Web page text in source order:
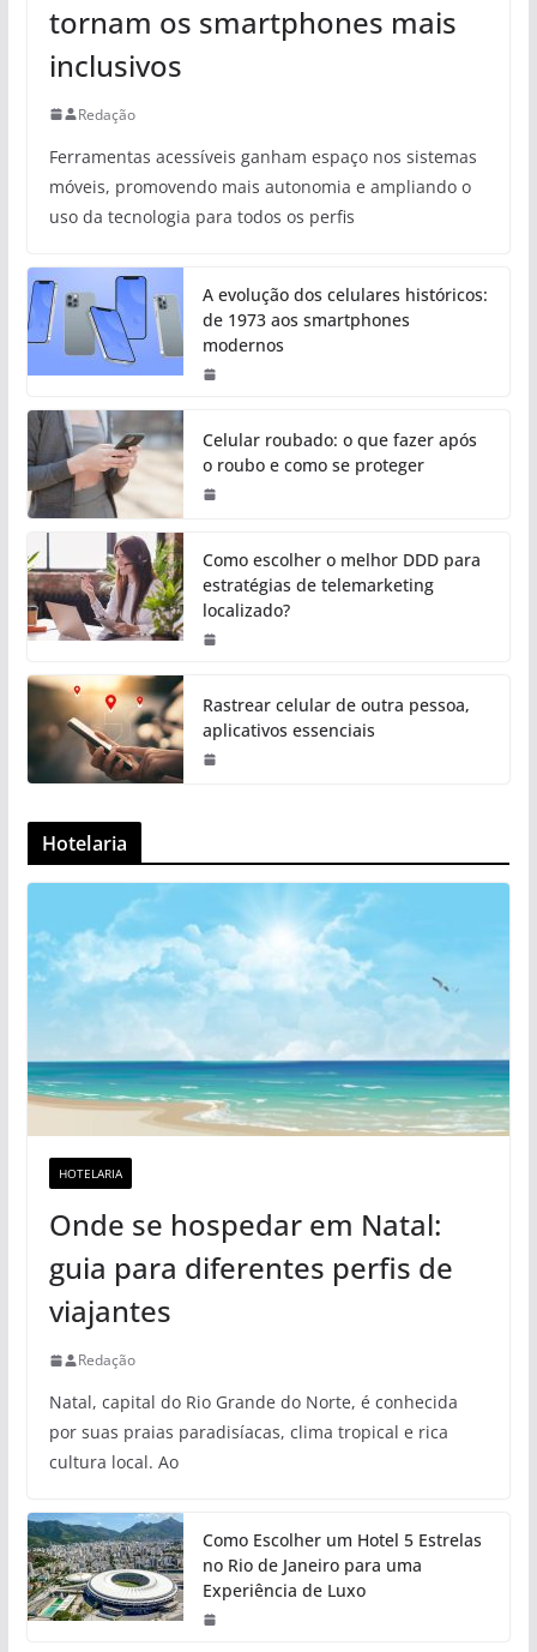
tornam os smartphones mais
inclusivos
Redação
Ferramentas acessíveis ganham espaço nos sistemas
móveis, promovendo mais autonomia e ampliando o
uso da tecnologia para todos os perfis
A evolução dos celulares históricos:
de 1973 aos smartphones
modernos
Celular roubado: o que fazer após
o roubo e como se proteger
Como escolher o melhor DDD para
estratégias de telemarketing
localizado?
Rastrear celular de outra pessoa,
aplicativos essenciais
Hotelaria
HOTELARIA
Onde se hospedar em Natal:
guia para diferentes perfis de
viajantes
Redação
Natal, capital do Rio Grande do Norte, é conhecida
por suas praias paradisíacas, clima tropical e rica
cultura local. Ao
Como Escolher um Hotel 5 Estrelas
no Rio de Janeiro para uma
Experiência de Luxo